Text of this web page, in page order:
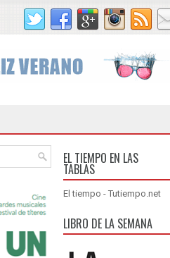
EL TIEMPO EN LAS
TABLAS
El tiempo - Tutiempo.net
LIBRO DE LA SEMANA